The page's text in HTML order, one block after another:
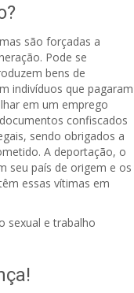
são forçadas a
Pode se
bens de
indivíduos que pagaram
em um emprego
confiscados
sendo obrigados a
A deportação, o
seu país de origem e os
essas vítimas em
sexual e trabalho